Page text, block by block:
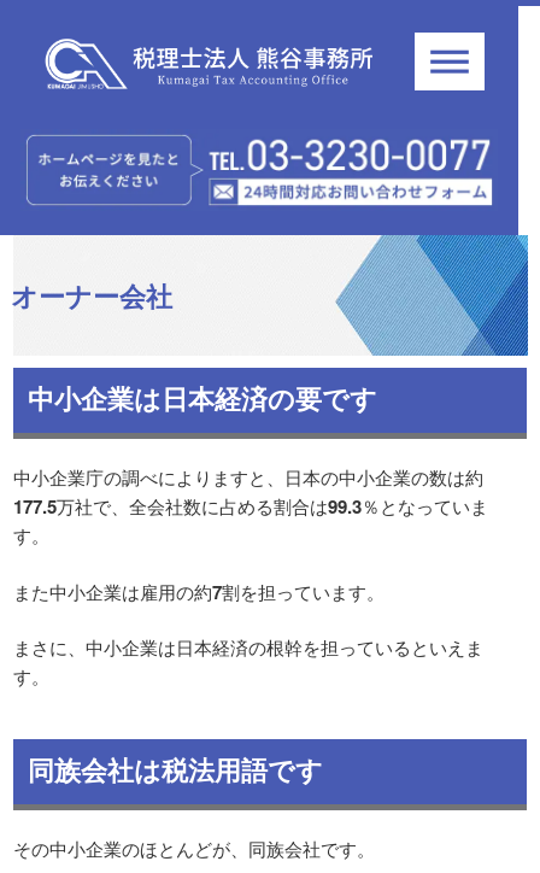
オーナー会社
中小企業は日本経済の要です
中小企業庁の調べによりますと、日本の中小企業の数は約
177.5万社で、全会社数に占める割合は99.3％となっていま
す。
また中小企業は雇用の約7割を担っています。
まさに、中小企業は日本経済の根幹を担っているといえま
す。
同族会社は税法用語です
その中小企業のほとんどが、同族会社です。